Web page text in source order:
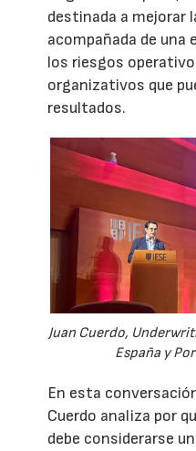
destinada a mejorar
acompañada de una
los riesgos
organizativos que
resultados.
Juan Cuerdo,
España y
En esta
Cuerdo analiza por
debe considerarse